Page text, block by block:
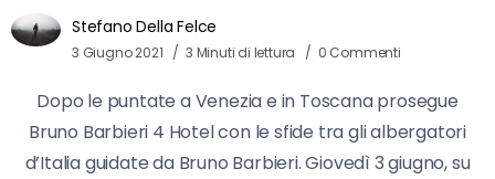
Stefano Della Felce
3 Giugno 2021 3 Minuti di lettura 0 Commenti
Dopo le puntate a Venezia e in Toscana prosegue
Bruno Barbieri 4 Hotel con le sfide tra gli albergatori
d’Italia guidate da Bruno Barbieri. Giovedì 3 giugno, su